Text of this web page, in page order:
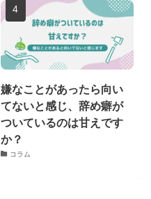
嫌なことがあったら向い
てないと感じ、辞め癖が
ついているのは甘えです
か？
コラム